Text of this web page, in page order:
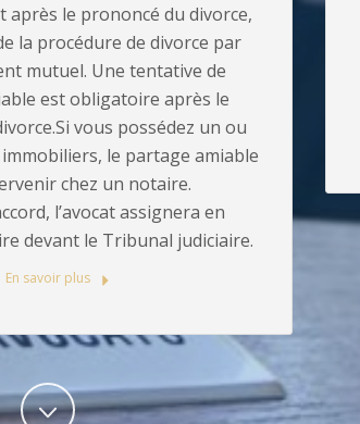
après le prononcé du divorce,
la procédure de divorce par
mutuel. Une tentative de
est obligatoire après le
vous possédez un ou
le partage amiable
chez un notaire.
l’avocat assignera en
devant le Tribunal judiciaire.
En savoir plus